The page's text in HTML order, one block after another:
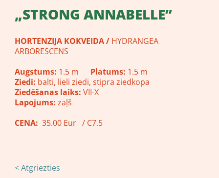
„STRONG ANNABELLE”
HORTENZIJA KOKVEIDA/ HYDRANGEA
ARBORESCENS
Augstums: 1.5 m Platums: 1.5 m
Ziedi: balti, lieli ziedi, stipra ziedkopa
Ziedēšanas laiks: VII-X
Lapojums: zaļš
CENA: 35.00 Eur / C7.5
< Atgriezties